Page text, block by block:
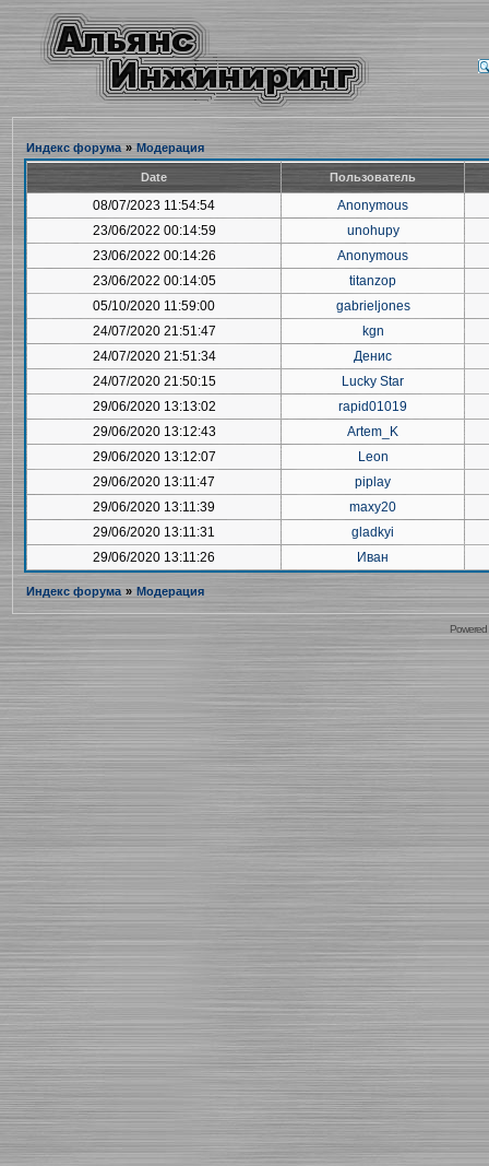
Индекс форума » Модерация
Date Пользователь
08/07/2023 11:54:54
Anonymous
23/06/2022 00:14:59
unohupy
23/06/2022 00:14:26
Anonymous
23/06/2022 00:14:05
titanzop
05/10/2020 11:59:00
gabrieljones
24/07/2020 21:51:47
kgn
24/07/2020 21:51:34
Денис
24/07/2020 21:50:15
Lucky Star
29/06/2020 13:13:02
rapid01019
29/06/2020 13:12:43
Artem_K
29/06/2020 13:12:07
Leon
29/06/2020 13:11:47
piplay
29/06/2020 13:11:39
maxy20
29/06/2020 13:11:31
gladkyi
29/06/2020 13:11:26
Иван
Индекс форума » Модерация